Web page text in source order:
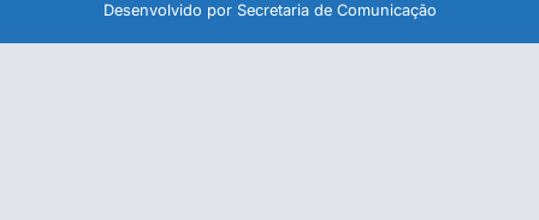
Desenvolvido por Secretaria de Comunicação